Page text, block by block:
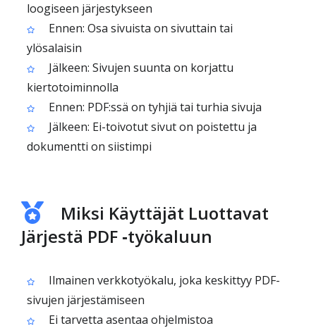
loogiseen järjestykseen
Ennen: Osa sivuista on sivuttain tai
ylösalaisin
Jälkeen: Sivujen suunta on korjattu
kiertotoiminnolla
Ennen: PDF:ssä on tyhjiä tai turhia sivuja
Jälkeen: Ei-toivotut sivut on poistettu ja
dokumentti on siistimpi
Miksi Käyttäjät Luottavat
Järjestä PDF ‑työkaluun
Ilmainen verkkotyökalu, joka keskittyy PDF-
sivujen järjestämiseen
Ei tarvetta asentaa ohjelmistoa